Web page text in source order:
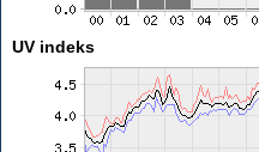
UV indeks